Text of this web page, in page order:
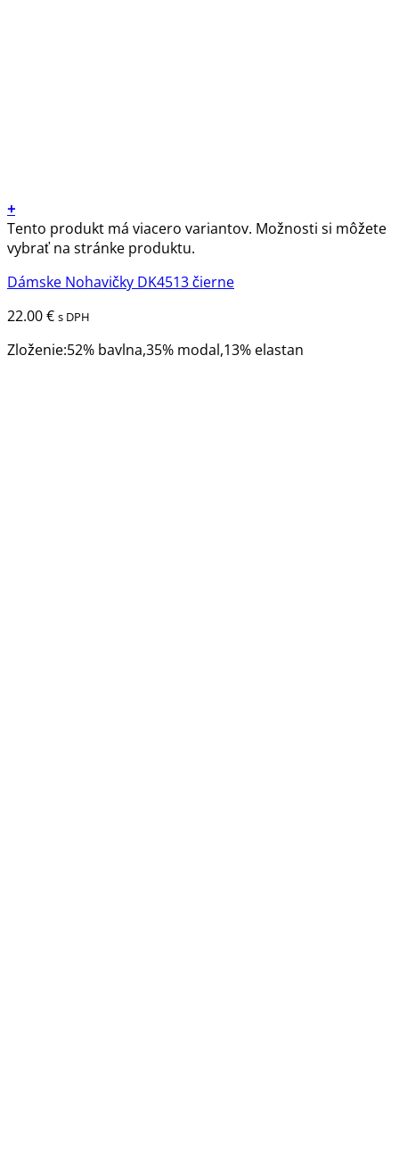
+
Tento produkt má viacero variantov. Možnosti si môžete
vybrať na stránke produktu.
Dámske Nohavičky DK4513 čierne
22.00€ s DPH
Zloženie:52% bavlna,35% modal,13% elastan